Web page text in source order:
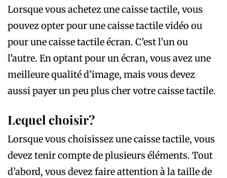
Lorsque vous achetez une caisse tactile, vous
pouvez opter pour une caisse tactile vidéo ou
pour une caisse tactile écran. C’est l’un ou
l’autre. En optant pour un écran, vous avez une
meilleure qualité d’image, mais vous devez
aussi payer un peu plus cher votre caisse tactile.
Lequel choisir?
Lorsque vous choisissez une caisse tactile, vous
devez tenir compte de plusieurs éléments. Tout
d’abord, vous devez faire attention à la taille de